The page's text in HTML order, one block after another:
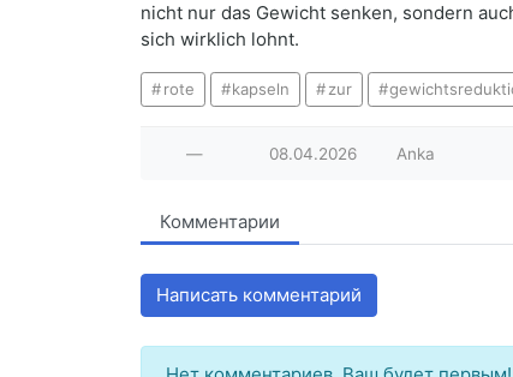
nicht nur das Gewicht senken, sondern
sich wirklich lohnt.
rote kapseln zur
— 08.04.2026 Anka
Комментарии
Написать комментарий